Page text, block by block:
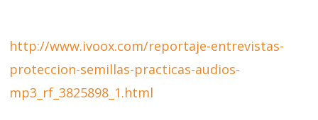
http://www.ivoox.com/reportaje-entrevistas-
proteccion-semillas-practicas-audios-
mp3_rf_3825898_1.html